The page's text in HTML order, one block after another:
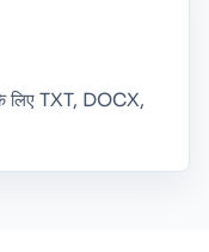
लिए TXT, DOCX,